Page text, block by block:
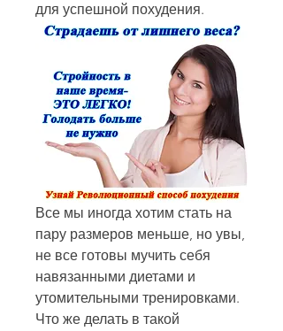
для успешной похудения.
Все мы иногда хотим стать на
пару размеров меньше, но увы,
не все готовы мучить себя
навязанными диетами и
утомительными тренировками.
Что же делать в такой